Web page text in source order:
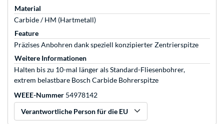
Material
Carbide / HM (Hartmetall)
Feature
Präzises Anbohren dank speziell konzipierter Zentrierspitze
Weitere Informationen
Halten bis zu 10-mal länger als Standard-Fliesenbohrer,
extrem belastbare Bosch Carbide Bohrerspitze
WEEE-Nummer 54978142
Verantwortliche Person für die EU